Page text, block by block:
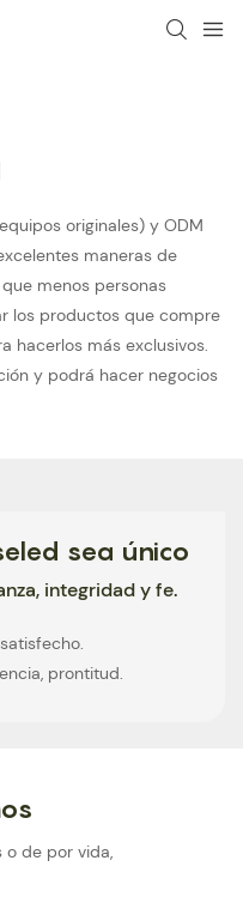
originales) y ODM
maneras de
menos personas
los productos que compre
hacerlos más exclusivos.
y podrá hacer negocios
sea único
integridad y fe.
prontitud.
o de por vida,